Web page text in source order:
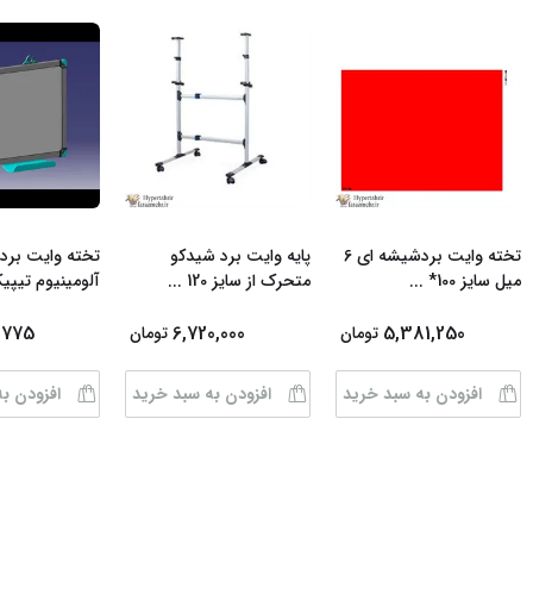
تخته وایت بردشیشه ای 6
میل سایز 100*
...
5,381,250 تومان
افزودن به سبد خرید
پایه وایت برد شیدکو
متحرک از سایز 120
...
6,720,000 تومان
افزودن به سبد خرید
تخته وایت
آلومینیوم
افزودن